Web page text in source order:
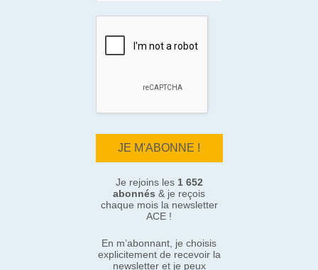
Je rejoins les 1 652
abonnés & je reçois
chaque mois la newsletter
ACE !
En m’abonnant, je choisis
explicitement de recevoir la
newsletter et je peux